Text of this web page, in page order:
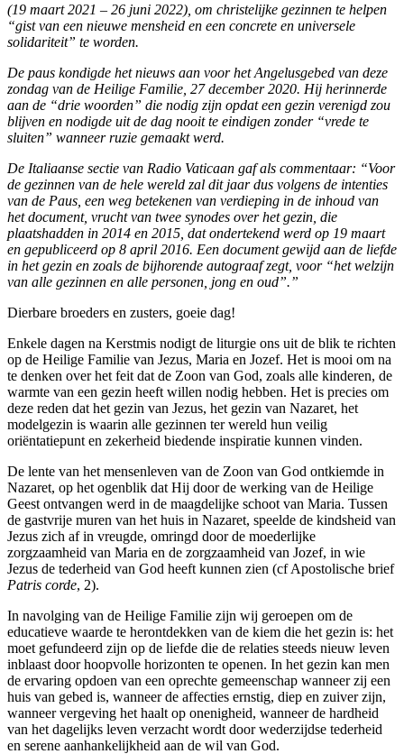
(19 maart 2021 – 26 juni 2022), om christelijke gezinnen te helpen
“gist van een nieuwe mensheid en een concrete en universele
solidariteit” te worden.
De paus kondigde het nieuws aan voor het Angelusgebed van deze
zondag van de Heilige Familie, 27 december 2020. Hij herinnerde
aan de “drie woorden” die nodig zijn opdat een gezin verenigd zou
blijven en nodigde uit de dag nooit te eindigen zonder “vrede te
sluiten” wanneer ruzie gemaakt werd.
De Italiaanse sectie van Radio Vaticaan gaf als commentaar: “Voor
de gezinnen van de hele wereld zal dit jaar dus volgens de intenties
van de Paus, een weg betekenen van verdieping in de inhoud van
het document, vrucht van twee synodes over het gezin, die
plaatshadden in 2014 en 2015, dat ondertekend werd op 19 maart
en gepubliceerd op 8 april 2016. Een document gewijd aan de liefde
in het gezin en zoals de bijhorende autograaf zegt, voor “het welzijn
van alle gezinnen en alle personen, jong en oud”.”
Dierbare broeders en zusters, goeie dag!
Enkele dagen na Kerstmis nodigt de liturgie ons uit de blik te richten
op de Heilige Familie van Jezus, Maria en Jozef. Het is mooi om na
te denken over het feit dat de Zoon van God, zoals alle kinderen, de
warmte van een gezin heeft willen nodig hebben. Het is precies om
deze reden dat het gezin van Jezus, het gezin van Nazaret, het
modelgezin is waarin alle gezinnen ter wereld hun veilig
oriëntatiepunt en zekerheid biedende inspiratie kunnen vinden.
De lente van het mensenleven van de Zoon van God ontkiemde in
Nazaret, op het ogenblik dat Hij door de werking van de Heilige
Geest ontvangen werd in de maagdelijke schoot van Maria. Tussen
de gastvrije muren van het huis in Nazaret, speelde de kindsheid van
Jezus zich af in vreugde, omringd door de moederlijke
zorgzaamheid van Maria en de zorgzaamheid van Jozef, in wie
Jezus de tederheid van God heeft kunnen zien (cf Apostolische brief
Patris corde, 2).
In navolging van de Heilige Familie zijn wij geroepen om de
educatieve waarde te herontdekken van de kiem die het gezin is: het
moet gefundeerd zijn op de liefde die de relaties steeds nieuw leven
inblaast door hoopvolle horizonten te openen. In het gezin kan men
de ervaring opdoen van een oprechte gemeenschap wanneer zij een
huis van gebed is, wanneer de affecties ernstig, diep en zuiver zijn,
wanneer vergeving het haalt op onenigheid, wanneer de hardheid
van het dagelijks leven verzacht wordt door wederzijdse tederheid
en serene aanhankelijkheid aan de wil van God.